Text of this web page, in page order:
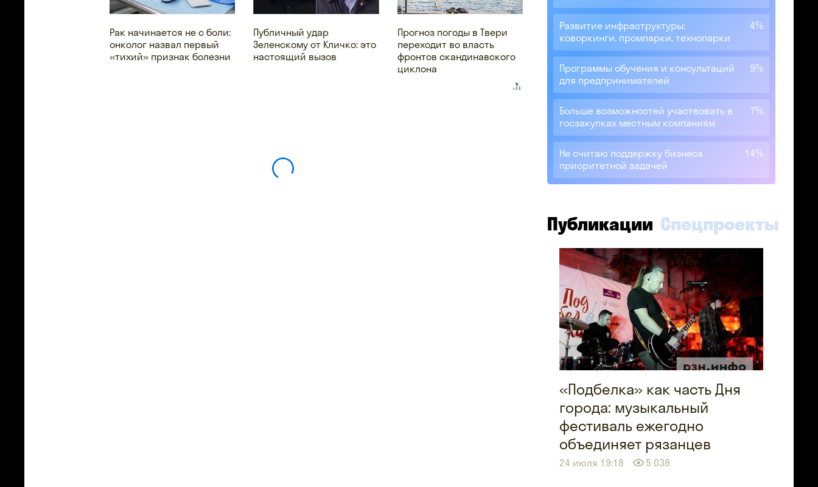
Рак начинается не с боли:
онколог назвал первый
«тихий» признак болезни
Публичный удар
Зеленскому от Кличко: это
настоящий вызов
Прогноз погоды в Твери
переходит во власть
фронтов скандинавского
циклона
Развитие инфраструктуры:
коворкинги, промпарки, технопарки
4%
Программы обучения и консультаций
для предпринимателей
9%
Больше возможностей участвовать в
госзакупках местным компаниям
7%
Не считаю поддержку бизнеса
приоритетной задачей
14%
Публикации Спецпроекты
«Подбелка» как часть Дня
города: музыкальный
фестиваль ежегодно
объединяет рязанцев
24 июля 19:18 5 038